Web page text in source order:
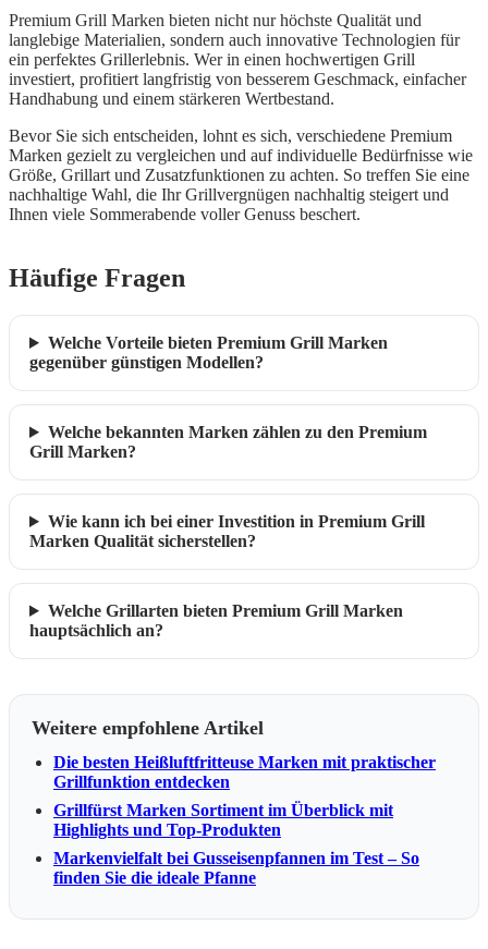
Premium Grill Marken bieten nicht nur höchste Qualität und
langlebige Materialien, sondern auch innovative Technologien für
ein perfektes Grillerlebnis. Wer in einen hochwertigen Grill
investiert, profitiert langfristig von besserem Geschmack, einfacher
Handhabung und einem stärkeren Wertbestand.
Bevor Sie sich entscheiden, lohnt es sich, verschiedene Premium
Marken gezielt zu vergleichen und auf individuelle Bedürfnisse wie
Größe, Grillart und Zusatzfunktionen zu achten. So treffen Sie eine
nachhaltige Wahl, die Ihr Grillvergnügen nachhaltig steigert und
Ihnen viele Sommerabende voller Genuss beschert.
Häufige Fragen
Welche Vorteile bieten Premium Grill Marken
gegenüber günstigen Modellen?
Welche bekannten Marken zählen zu den Premium
Grill Marken?
Wie kann ich bei einer Investition in Premium Grill
Marken Qualität sicherstellen?
Welche Grillarten bieten Premium Grill Marken
hauptsächlich an?
Weitere empfohlene Artikel
Die besten Heißluftfritteuse Marken mit praktischer
Grillfunktion entdecken
Grillfürst Marken Sortiment im Überblick mit
Highlights und Top-Produkten
Markenvielfalt bei Gusseisenpfannen im Test – So
finden Sie die ideale Pfanne